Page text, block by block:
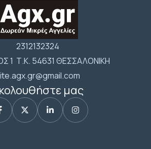
2312132324
1 Τ.Κ. 54631 ΘΕΣΣΑΛΟΝΙΚΗ
μας